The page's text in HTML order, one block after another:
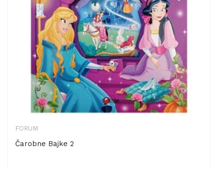
FORUM
Čarobne Bajke 2